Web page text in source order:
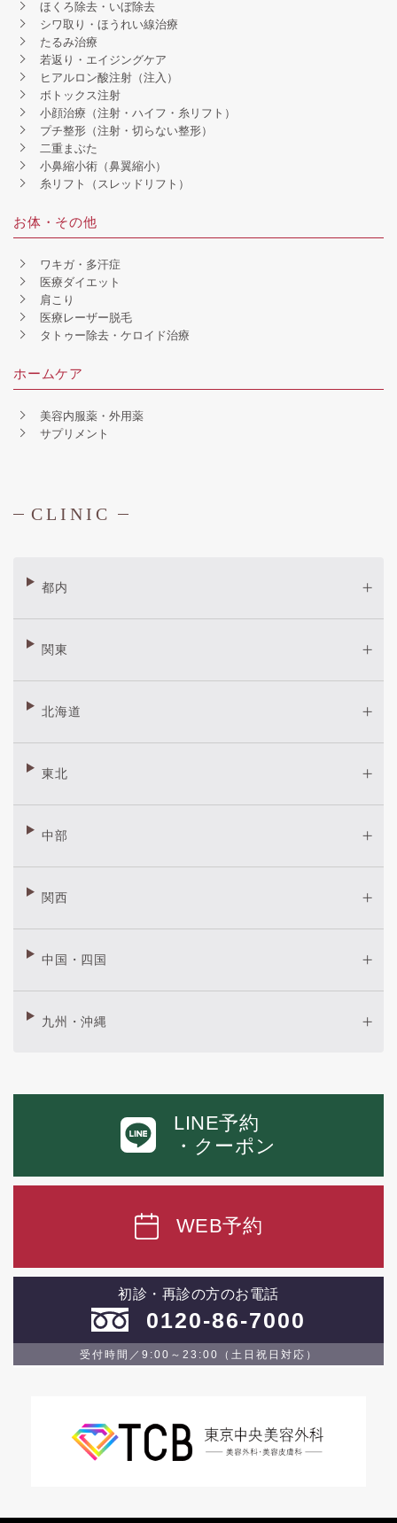
ほくろ除去・いぼ除去
シワ取り・ほうれい線治療
たるみ治療
若返り・エイジングケア
ヒアルロン酸注射（注入）
ボトックス注射
小顔治療（注射・ハイフ・糸リフト）
プチ整形（注射・切らない整形）
二重まぶた
小鼻縮小術（鼻翼縮小）
糸リフト（スレッドリフト）
お体・その他
ワキガ・多汗症
医療ダイエット
肩こり
医療レーザー脱毛
タトゥー除去・ケロイド治療
ホームケア
美容内服薬・外用薬
サプリメント
CLINIC
都内
関東
北海道
東北
中部
関西
中国・四国
九州・沖縄
LINE予約
・クーポン
WEB予約
初診・再診の方のお電話
0120-86-7000
受付時間／9:00～23:00（土日祝日対応）